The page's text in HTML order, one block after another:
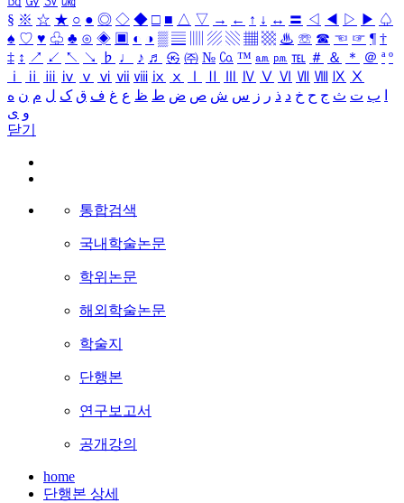
§ ※ ☆ ★ ○ ● ◎ ◇ ◆ □ ■ △ ▽ → ← ↑ ↓ ↔ 〓 ◁ ◀ ▷ ▶ ♤
♠ ♡ ♥ ♧ ♣ ⊙ ◈ ▣ ◐ ◑ ▒ ▤ ▨ ▧ ▦ ▩ ♨ ☏ ☎ ☜ ☞ ¶ †
‡ ↕ ↗ ↙ ↖ ↘ ♭ ♩ ♪ ♬ ㉿ ㈜ № ㏇ ™ ㏂ ㏘ ℡ ＃ ＆ ＊ ＠ ª º
ⅰ
ⅱ ⅲ ⅳ ⅴ ⅵ ⅶ ⅷ ⅸ ⅹ Ⅳ Ⅴ Ⅵ Ⅶ Ⅷ Ⅸ Ⅹ
ب ت ث ج ح خ د ذ ر ز س ش ص ض ط ظ ع غ ف ق ک ل م ن ه
و ی
닫기
통합검색
국내학술논문
학위논문
해외학술논문
학술지
단행본
연구보고서
공개강의
home
단행본 상세